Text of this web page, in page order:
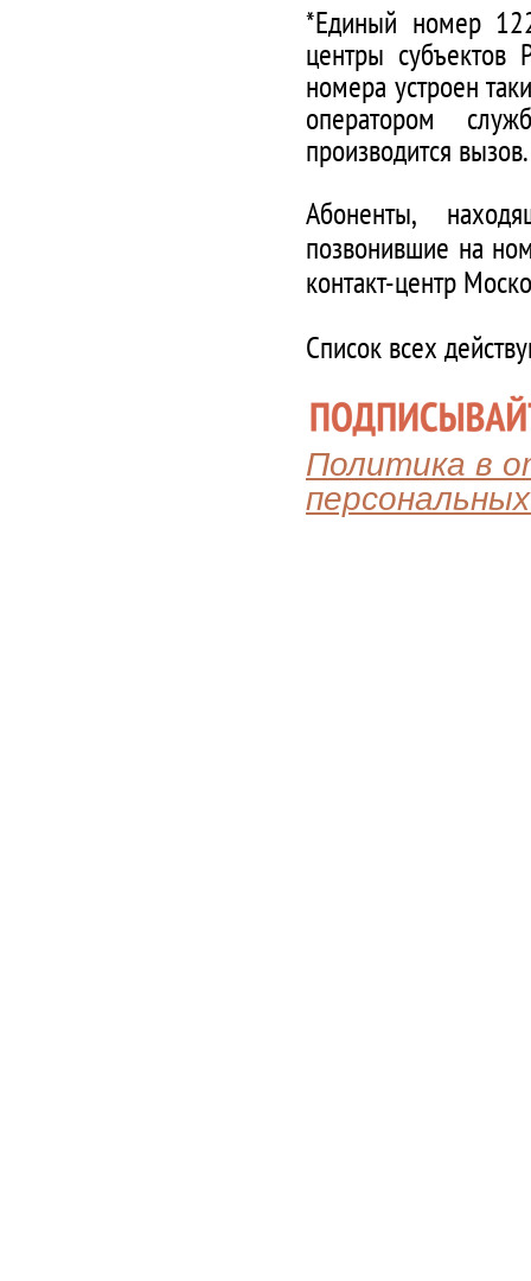
*Единый номер
центры субъектов
номера устроен
оператором
производится вызов.
Абоненты,
позвонившие на
контакт-центр
Список всех
Политика в